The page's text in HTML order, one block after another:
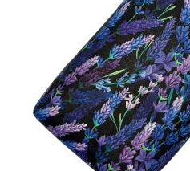
Táskák
Neszeszerek
Tárcák
Szemüvegtokok
Zsebkendő tartók